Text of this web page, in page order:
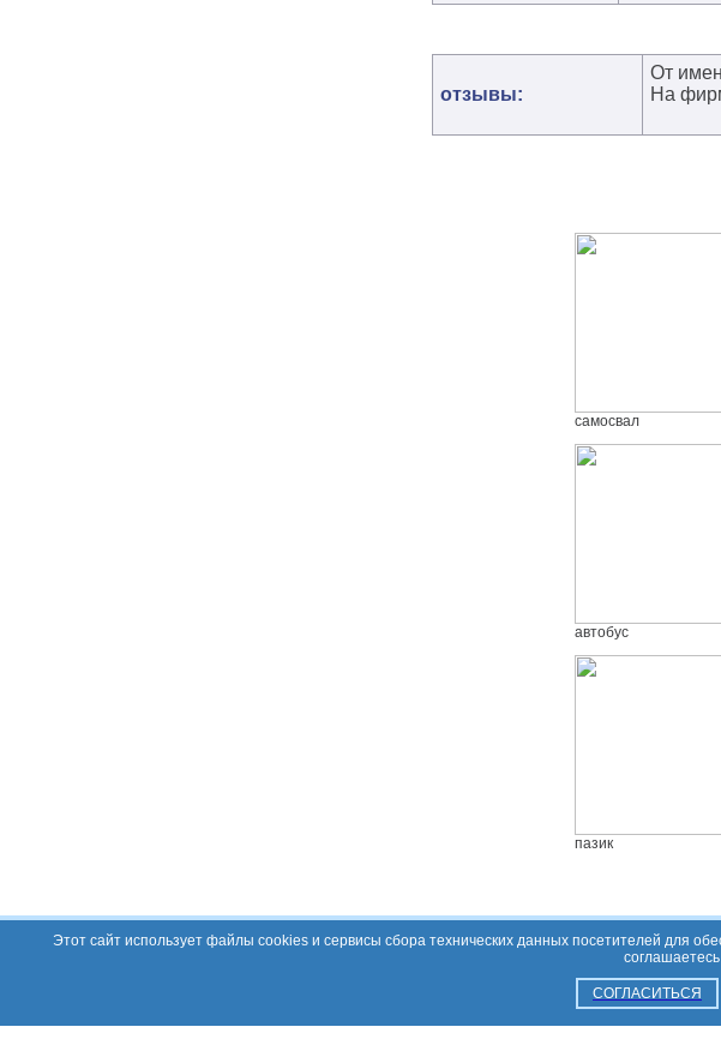
отзывы:
От
На
самосвал
автобус
пазик
Этот сайт использует файлы cookies и сервисы сбора технических данных посетителей для
СОГЛАСИТЬСЯ